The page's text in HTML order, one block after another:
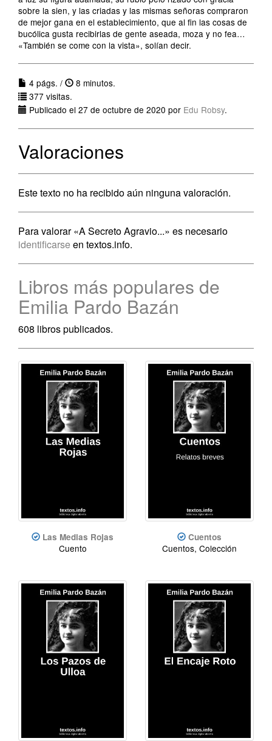
sobre la sien, y las criadas y las mismas señoras compraron
de mejor gana en el establecimiento, que al fin las cosas de
bucólica gusta recibirlas de gente aseada, moza y no fea…
«También se come con la vista», solían decir.
4 págs. /
8 minutos.
377 visitas.
Publicado el 27 de octubre de 2020 por Edu Robsy.
Valoraciones
Este texto no ha recibido aún ninguna valoración.
Para valorar «A Secreto Agravio...» es necesario
identificarse en textos.info.
Libros más populares de
Emilia Pardo Bazán
608 libros publicados.
Las Medias Rojas
Cuento
Cuentos
Cuentos, Colección